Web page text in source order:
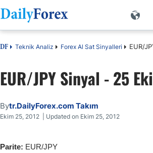
DF Teknik Analiz Forex Al Sat Sinyalleri EUR/
EUR/JPY Sinyal - 25
Bytr.DailyForex.com Takım
Ekim 25, 2012 | Updated on Ekim 25, 2012
Parite: EUR/JPY